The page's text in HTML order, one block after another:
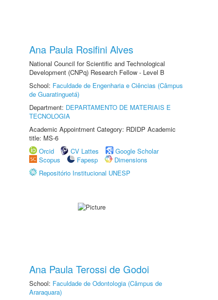
Ana Paula Rosifini Alves
National Council for Scientific and Technological
Development (CNPq) Research Fellow - Level B
School: Faculdade de Engenharia e Ciências (Câmpus
de Guaratinguetá)
Department: DEPARTAMENTO DE MATERIAIS E
TECNOLOGIA
Academic Appointment Category: RDIDP Academic
title: MS-6
Orcid
CV Lattes
Google Scholar
Scopus
Fapesp
Dimensions
Repositório Institucional UNESP
Ana Paula Terossi de Godoi
School: Faculdade de Odontologia (Câmpus de
Araraquara)